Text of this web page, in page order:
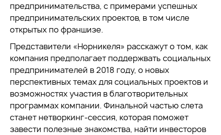
предпринимательства, с примерами успешных
предпринимательских проектов, в том числе
открытых по франшизе.
Представители «Норникеля» расскажут о том, как
компания предполагает поддержвать социальных
предпринимателей в 2018 году, о новых
перспективных темах для социальных проектов и
возможностях участия в благотворительных
программах компании. Финальной частью слета
станет нетворкинг-сессия, которая поможет
завести полезные знакомства, найти инвесторов